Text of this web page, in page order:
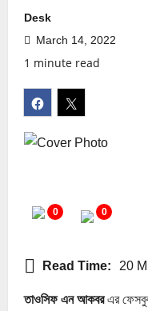
Desk
March 14, 2022
1 minute read
0 0
Read Time: 20
তাওসিফ এন আকবরএর